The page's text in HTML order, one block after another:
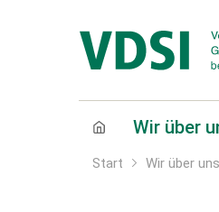
Wir über
Start Wir über uns